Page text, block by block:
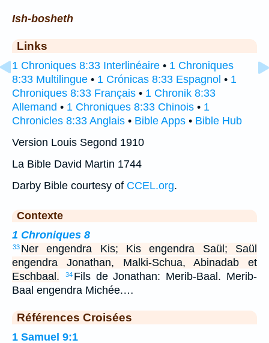
Ish-bosheth
Links
1 Chroniques 8:33 Interlinéaire • 1 Chroniques
8:33 Multilingue • 1 Crónicas 8:33 Espagnol • 1
Chroniques 8:33 Français • 1 Chronik 8:33
Allemand • 1 Chroniques 8:33 Chinois • 1
Chronicles 8:33 Anglais • Bible Apps • Bible Hub
Version Louis Segond 1910
La Bible David Martin 1744
Darby Bible courtesy of CCEL.org.
Contexte
1 Chroniques 8
33 Ner engendra Kis; Kis engendra Saül; Saül
engendra Jonathan, Malki-Schua, Abinadab et
Eschbaal.
34 Fils de Jonathan: Merib-Baal. Merib-
Baal engendra Michée.…
Références Croisées
1 Samuel 9:1